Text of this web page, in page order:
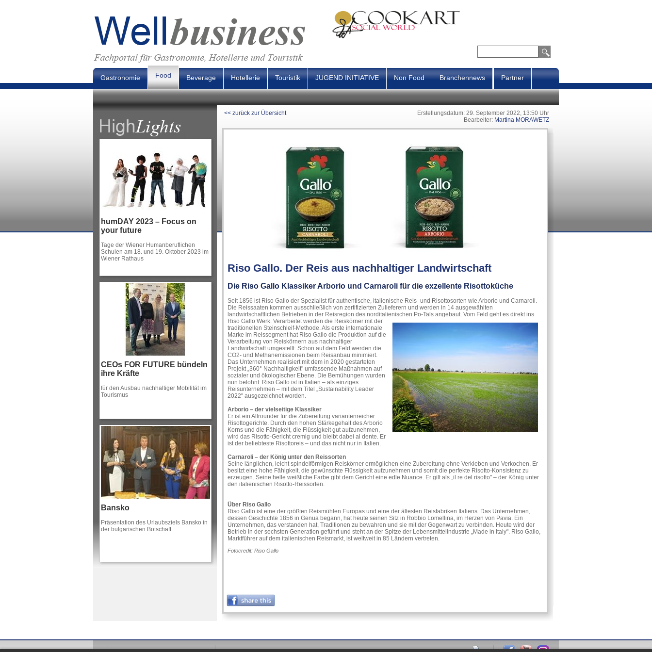
Gastronomie Food Beverage Hotellerie Touristik JUGEND INITIATIVE Non Food Branchennews Partner
humDAY 2023 – Focus on
your future
Tage der Wiener Humanberuflichen
Schulen am 18. und 19. Oktober 2023 im
Wiener Rathaus
CEOs FOR FUTURE bündeln
ihre Kräfte
für den Ausbau nachhaltiger Mobilität im
Tourismus
Bansko
Präsentation des Urlaubsziels Bansko in
der bulgarischen Botschaft.
<< zurück zur Übersicht
Erstellungsdatum: 29. September 2022, 13:50 Uhr
Bearbeiter: Martina MORAWETZ
Riso Gallo. Der Reis aus nachhaltiger Landwirtschaft
Die Riso Gallo Klassiker Arborio und Carnaroli für die exzellente Risottoküche
Seit 1856 ist Riso Gallo der Spezialist für authentische, italienische Reis- und Risottosorten wie Arborio und Carnaroli.
Die Reissaaten kommen ausschließlich von zertifizierten Zulieferern und werden in 14 ausgewählten
landwirtschaftlichen Betrieben in der Reisregion des norditalienischen Po-Tals angebaut. Vom Feld geht es direkt ins
Riso Gallo Werk: Verarbeitet werden die Reiskörner mit der
traditionellen Steinschleif-Methode. Als erste internationale
Marke im Reissegment hat Riso Gallo die Produktion auf die
Verarbeitung von Reiskörnern aus nachhaltiger
Landwirtschaft umgestellt. Schon auf dem Feld werden die
CO2- und Methanemissionen beim Reisanbau minimiert.
Das Unternehmen realisiert mit dem in 2020 gestarteten
Projekt „360° Nachhaltigkeit" umfassende Maßnahmen auf
sozialer und ökologischer Ebene. Die Bemühungen wurden
nun belohnt: Riso Gallo ist in Italien – als einziges
Reisunternehmen – mit dem Titel „Sustainability Leader
2022" ausgezeichnet worden.
Arborio – der vielseitige Klassiker
Er ist ein Allrounder für die Zubereitung variantenreicher
Risottogerichte. Durch den hohen Stärkegehalt des Arborio
Korns und die Fähigkeit, die Flüssigkeit gut aufzunehmen,
wird das Risotto-Gericht cremig und bleibt dabei al dente. Er
ist der beliebteste Risottoreis – und das nicht nur in Italien.
Carnaroli – der König unter den Reissorten
Seine länglichen, leicht spindelförmigen Reiskörner ermöglichen eine Zubereitung ohne Verkleben und Verkochen. Er
besitzt eine hohe Fähigkeit, die gewünschte Flüssigkeit aufzunehmen und somit die perfekte Risotto-Konsistenz zu
erzeugen. Seine helle weißliche Farbe gibt dem Gericht eine edle Nuance. Er gilt als „il re del risotto" – der König unter
den italienischen Risotto-Reissorten.
Über Riso Gallo
Riso Gallo ist eine der größten Reismühlen Europas und eine der ältesten Reisfabriken Italiens. Das Unternehmen,
dessen Geschichte 1856 in Genua begann, hat heute seinen Sitz in Robbio Lomellina, im Herzen von Pavia. Ein
Unternehmen, das verstanden hat, Traditionen zu bewahren und sie mit der Gegenwart zu verbinden. Heute wird der
Betrieb in der sechsten Generation geführt und steht an der Spitze der Lebensmittelindustrie „Made in Italy". Riso Gallo,
Marktführer auf dem italienischen Reismarkt, ist weltweit in 85 Ländern vertreten.
Fotocredit: Riso Gallo